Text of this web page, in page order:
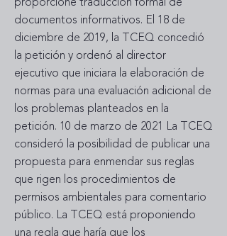
proporcione traducción formal de
documentos informativos. El 18 de
diciembre de 2019, la TCEQ concedió
la petición y ordenó al director
ejecutivo que iniciara la elaboración de
normas para una evaluación adicional de
los problemas planteados en la
petición. 10 de marzo de 2021 La TCEQ
consideró la posibilidad de publicar una
propuesta para enmendar sus reglas
que rigen los procedimientos de
permisos ambientales para comentario
público. La TCEQ está proponiendo
una regla que haría que los